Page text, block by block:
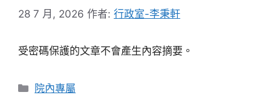
28 7 月, 2026 作者: 行政室-李秉軒
受密碼保護的文章不會產生內容摘要。
分
院內專屬